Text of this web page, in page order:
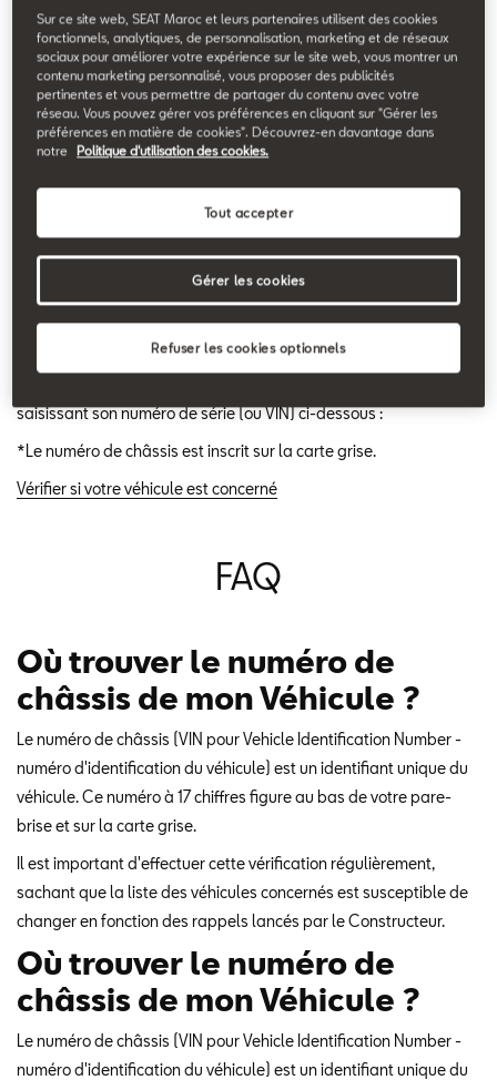
durant une période prolongée.
En cas d’accident avec déclenchement de l’airbag frontal, les
occupants du véhicule pourraient subir des blessures suite à la
projection de fragments du générateur de gaz dans l’habitacle.
Les véhicules concernés sont ceux des marques Volkswagen,
Audi, Skoda et Seat et dont les dates de production sont
La sécurité de nos clients ainsi que la fiabilité et la longévité de
nos modèles sont nos priorités absolues. Nos produits font l’objet
d’assurance qualité que nous avons mis en place.
saisissant son numéro de série (ou VIN) ci-dessous :
*Le numéro de châssis est inscrit sur la carte grise.
Vérifier si votre véhicule est concerné
FAQ
Où trouver le numéro de
châssis de mon Véhicule ?
Le numéro de châssis (VIN pour Vehicle Identification Number -
numéro d'identification du véhicule) est un identifiant unique du
véhicule. Ce numéro à 17 chiffres figure au bas de votre pare-
brise et sur la carte grise.
Il est important d'effectuer cette vérification régulièrement,
sachant que la liste des véhicules concernés est susceptible de
changer en fonction des rappels lancés par le Constructeur.
Où trouver le numéro de
châssis de mon Véhicule ?
Le numéro de châssis (VIN pour Vehicle Identification Number -
numéro d'identification du véhicule) est un identifiant unique du
Sur ce site web, SEAT Maroc et leurs partenaires utilisent des cookies
fonctionnels, analytiques, de personnalisation, marketing et de réseaux
sociaux pour améliorer votre expérience sur le site web, vous montrer un
contenu marketing personnalisé, vous proposer des publicités
pertinentes et vous permettre de partager du contenu avec votre
réseau. Vous pouvez gérer vos préférences en cliquant sur "Gérer les
préférences en matière de cookies". Découvrez-en davantage dans
notre
Politique d'utilisation des cookies.
Refuser les cookies optionnels
Tout accepter
Gérer les cookies